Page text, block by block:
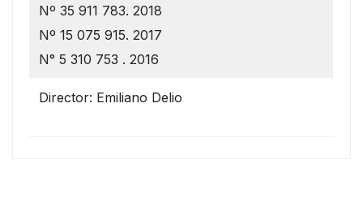
Nº 35 911 783. 2018
Nº 15 075 915. 2017
N° 5 310 753 . 2016
Director: Emiliano Delio